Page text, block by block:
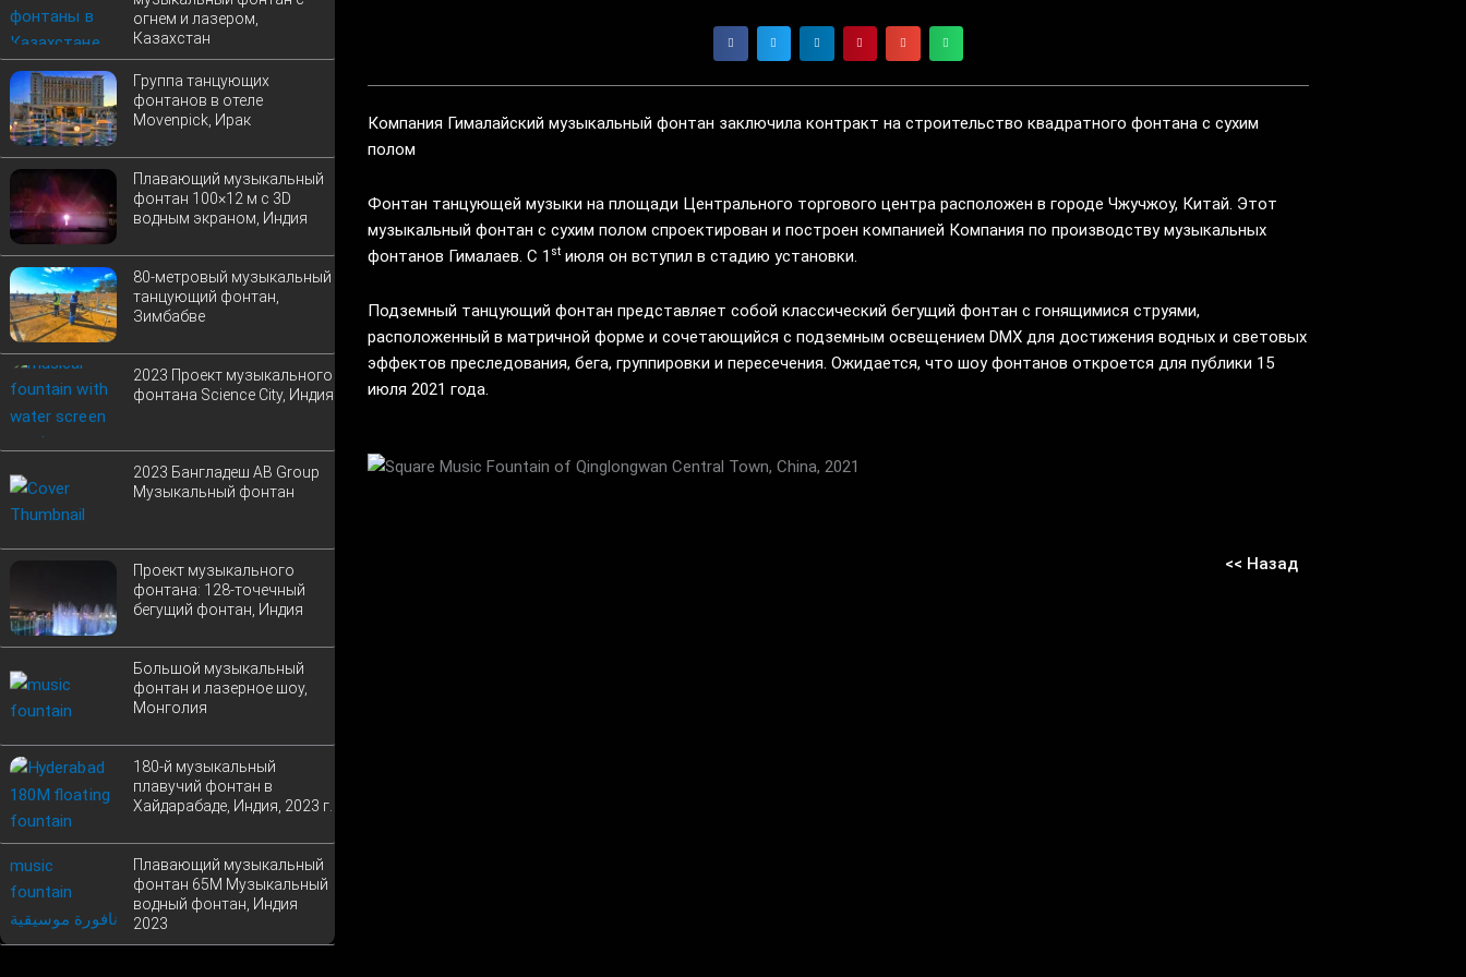
огнем и лазером,
Казахстан
Группа танцующих
фонтанов в отеле
Movenpick, Ирак
Плавающий музыкальный
фонтан 100×12 м с 3D
водным экраном, Индия
80-метровый музыкальный
танцующий фонтан,
Зимбабве
2023 Проект музыкального
фонтана Science City, Индия
2023 Бангладеш AB Group
Музыкальный фонтан
Проект музыкального
фонтана: 128-точечный
бегущий фонтан, Индия
Большой музыкальный
фонтан и лазерное шоу,
Монголия
180-й музыкальный
плавучий фонтан в
Хайдарабаде, Индия, 2023 г.
Плавающий музыкальный
фонтан 65M Музыкальный
водный фонтан, Индия
2023
Компания Гималайский музыкальный фонтан заключила контракт на строительство квадратного фонтана с сухим
полом
Фонтан танцующей музыки на площади Центрального торгового центра расположен в городе Чжучжоу, Китай. Этот
музыкальный фонтан с сухим полом спроектирован и построен компанией Компания по производству музыкальных
фонтанов Гималаев. С 1 st июля он вступил в стадию установки.
Подземный танцующий фонтан представляет собой классический бегущий фонтан с гонящимися струями,
расположенный в матричной форме и сочетающийся с подземным освещением DMX для достижения водных и световых
эффектов преследования, бега, группировки и пересечения. Ожидается, что шоу фонтанов откроется для публики 15
июля 2021 года.
<< Назад